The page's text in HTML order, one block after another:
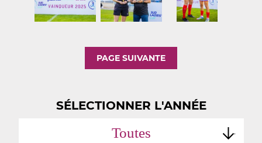
PAGE SUIVANTE
SÉLECTIONNER L'ANNÉE
Toutes